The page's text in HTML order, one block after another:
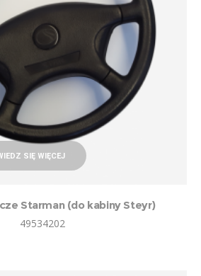
SIĘ WIĘCEJ
Starman (do kabiny Steyr)
49534202